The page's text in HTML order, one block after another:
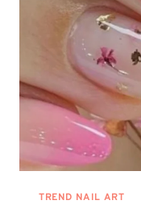
TREND NAIL ART